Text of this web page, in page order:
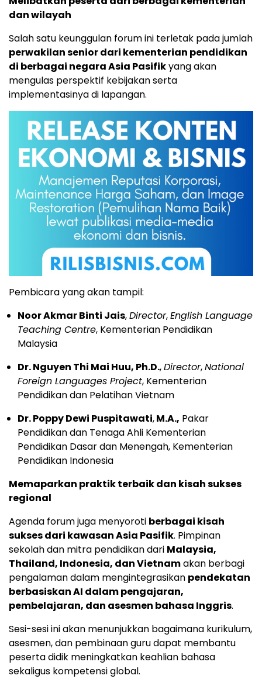
dan wilayah
Salah satu keunggulan forum ini terletak pada jumlah
perwakilan senior dari kementerian pendidikan
di berbagai negara Asia Pasifikyang akan
mengulas perspektif kebijakan serta
implementasinya di lapangan.
Pembicara yang akan tampil:
Noor Akmar Binti Jais,Director,English Language
Teaching Centre, Kementerian Pendidikan
Malaysia
Dr. Nguyen Thi Mai Huu, Ph.D.,Director,National
Foreign Languages Project, Kementerian
Pendidikan dan Pelatihan Vietnam
Dr. Poppy Dewi Puspitawati,M.A., Pakar
Pendidikan dan Tenaga Ahli Kementerian
Pendidikan Dasar dan Menengah, Kementerian
Pendidikan Indonesia
Memaparkan praktik terbaik dan kisah sukses
regional
Agenda forum juga menyoroti berbagai kisah
sukses dari kawasan Asia Pasifik. Pimpinan
sekolah dan mitra pendidikan dari Malaysia,
Thailand, Indonesia, dan Vietnamakan berbagi
pengalaman dalam mengintegrasikan pendekatan
berbasiskan AI dalam pengajaran,
pembelajaran, dan asesmen bahasa Inggris.
Sesi-sesi ini akan menunjukkan bagaimana kurikulum,
asesmen, dan pembinaan guru dapat membantu
peserta didik meningkatkan keahlian bahasa
sekaligus kompetensi global.